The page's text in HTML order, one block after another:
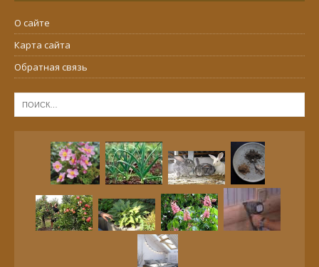
О сайте
Карта сайта
Обратная связь